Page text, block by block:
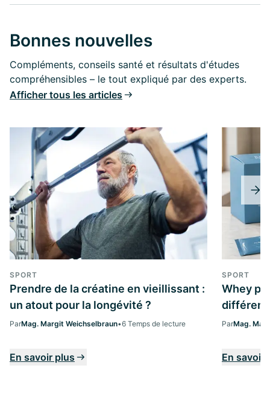
Bonnes nouvelles
Compléments, conseils santé et résultats d'études
compréhensibles – le tout expliqué par des experts.
Afficher tous les articles
SPORT
Prendre de la créatine en vieillissant :
un atout pour la longévité ?
ParMag. Margit Weichselbraun•6 Temps de lecture
En savoir plus
SPORT
Whey
ParMag.
En savoir